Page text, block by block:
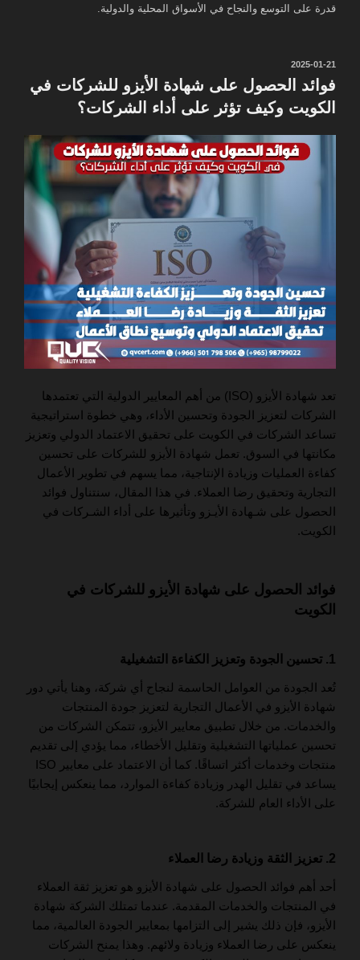
قدرة على التوسع والنجاح في الأسواق المحلية والدولية.
نُشر
في
2025-01-21
فوائد الحصول على شهادة الأيزو للشركات في
الكويت وكيف تؤثر على أداء الشركات؟
تعد شهادة الأيزو (ISO) من أهم المعايير الدولية التي تعتمدها
الشركات لتعزيز الجودة وتحسين الأداء، وهي خطوة استراتيجية
تساعد الشركات في الكويت على تحقيق الاعتماد الدولي وتعزيز
مكانتها في السوق. تعمل شهادة الأيزو للشركات على تحسين
كفاءة العمليات وزيادة الإنتاجية، مما يسهم في تطوير الأعمال
التجارية وتحقيق رضا العملاء. في هذا المقال، سنتناول فوائد
الحصول على شـهادة الأيـزو وتأثيرها على أداء الشـركات في
الكويت.
فوائد الحصول على شهادة الأيزو للشركات في
الكويت
1. تحسين الجودة وتعزيز الكفاءة التشغيلية
تُعد الجودة من العوامل الحاسمة لنجاح أي شركة، وهنا يأتي دور
شهادة الأيزو في الأعمال التجارية لتعزيز جودة المنتجات
والخدمات. من خلال تطبيق معايير الأيزو، تتمكن الشركات من
تحسين عملياتها التشغيلية وتقليل الأخطاء، مما يؤدي إلى تقديم
منتجات وخدمات أكثر اتساقًا. كما أن الاعتماد على معايير ISO
يساعد في تقليل الهدر وزيادة كفاءة الموارد، مما ينعكس إيجابيًا
على الأداء العام للشركة.
2. تعزيز الثقة وزيادة رضا العملاء
أحد أهم فوائد الحصول على شهادة الأيزو هو تعزيز ثقة العملاء
في المنتجات والخدمات المقدمة. عندما تمتلك الشركة شهادة
الأيزو، فإن ذلك يشير إلى التزامها بمعايير الجودة العالمية، مما
ينعكس على رضا العملاء وزيادة ولائهم. وهذا يمنح الشركات